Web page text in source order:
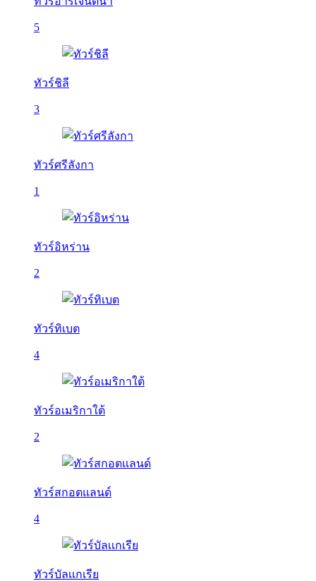
5
ทัวร์ชิลี
3
ทัวร์ศรีลังกา
1
ทัวร์อิหร่าน
2
ทัวร์ทิเบต
4
ทัวร์อเมริกาใต้
2
ทัวร์สกอตแลนด์
4
ทัวร์บัลเเกเรีย